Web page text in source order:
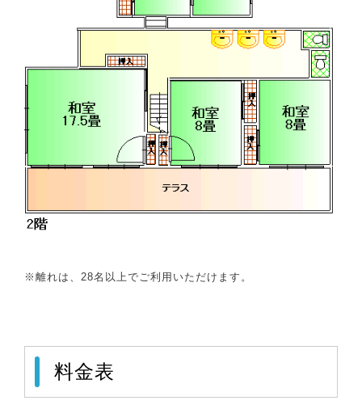
※離れは、28名以上でご利用いただけます。
料金表